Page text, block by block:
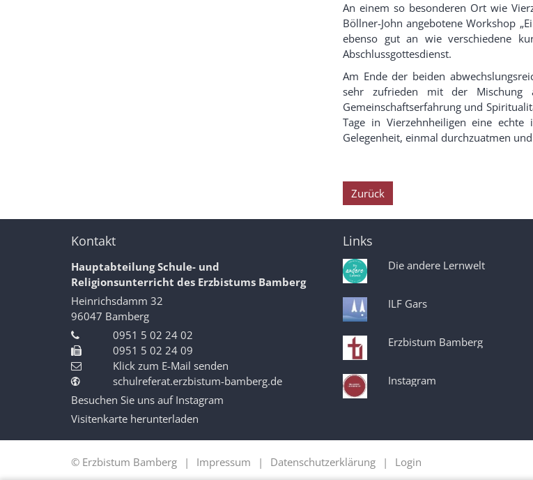
An einem so besonderen Ort wie
Böllner-John angebotene Workshop
ebenso gut an wie verschiedene
Abschlussgottesdienst.
Am Ende der beiden
sehr zufrieden mit der Mischung
Gemeinschaftserfahrung und
Tage in Vierzehnheiligen eine
Gelegenheit, einmal durchzuatmen
Zurück
Kontakt
Hauptabteilung Schule- und
Religionsunterricht des Erzbistums Bamberg
Heinrichsdamm 32
96047 Bamberg
0951 5 02 24 02
0951 5 02 24 09
Klick zum E-Mail senden
schulreferat.erzbistum-bamberg.de
Besuchen Sie uns auf Instagram
Visitenkarte herunterladen
Links
Die andere Lernwelt
ILF Gars
Erzbistum Bamberg
Instagram
© Erzbistum Bamberg Impressum Datenschutzerklärung Login